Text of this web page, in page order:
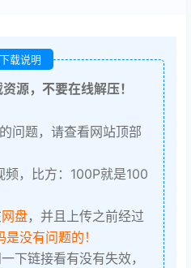
载说明
源，不要在线解压！
问题，请查看网站顶部
，比方：100P就是100
网盘，并且上传之前经过
没有问题的！
下链接看有没有失效，